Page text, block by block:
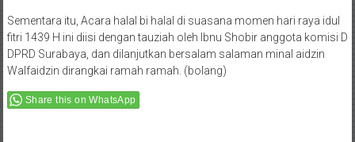
Sementara itu, Acara halal bi halal di suasana momen hari raya idul
fitri 1439 H ini diisi dengan tauziah oleh Ibnu Shobir anggota komisi D
DPRD Surabaya, dan dilanjutkan bersalam salaman minal aidzin
Walfaidzin dirangkai ramah ramah. (bolang)
Share this on WhatsApp